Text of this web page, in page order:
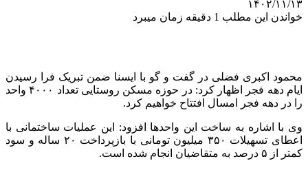
۱۴۰۲/۱۱/۱۳
خواندن این مطلب 1 دقیقه زمان میبرد
محمود اکبری فضلی در گفت و گو با ایسنا ضمن تبریک فرا رسیدن
ایام دهه فجر اظهار کرد: در حوزه مسکن روستایی تعداد ۴۰۰۰ واحد
را در دهه فجر امسال افتتاح خواهیم کرد.
وی با اشاره به ساخت این واحدها افزود: این عملیات ساختمانی با
اعطای تسهیلات ۳۵۰ میلیون تومانی با بازپرداخت ۲۰ ساله و سود
کمتر از ۵ درصد به متقاضیان انجام شده است.